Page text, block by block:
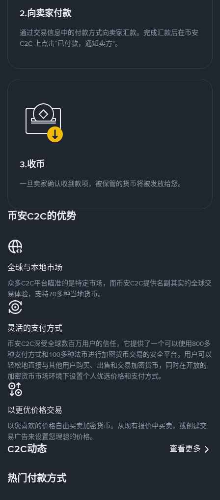
2.向卖家付款
通过交易信息中的付款方式向卖家汇款。完成汇款后在币安
C2C 上点击“已付款，通知卖方”。
3.收币
一旦卖家确认收到款项，被保管的货币将被发放给您。
币安C2C的优势
全球与本地市场
众多C2C平台瞄准的是特定市场，而币安C2C提供名副其实的全球交
易体验，支持70多种当地货币。
灵活的支付方式
币安C2C深受全球数百万用户的信任，它提供了一个可以使用800多
种支付方式和100多种法币进行加密货币交易的安全平台。用户可以
轻松地直接与其他用户购买、出售和交易加密货币，同时在开放的
加密货币市场环境下设置个人优选价格和支付方式。
以更优价格交易
以您喜欢的价格自由买卖加密货币。从现有报价中买卖，或创建交
易广告来设置您理想的价格。
C2C动态 查看更多
热门付款方式